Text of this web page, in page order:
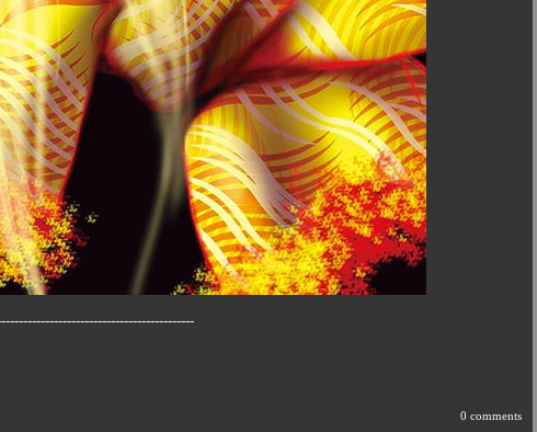
0 comments